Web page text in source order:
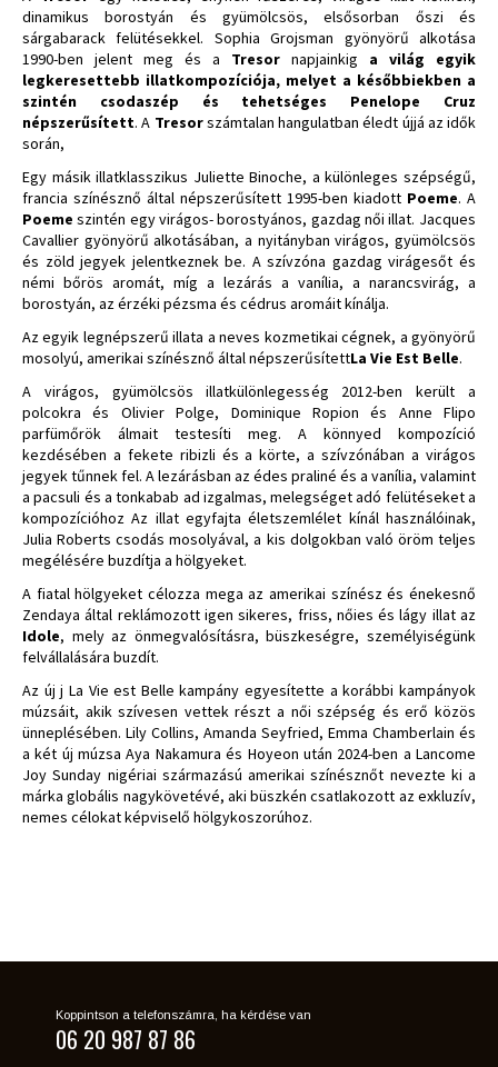
dinamikus borostyán és gyümölcsös, elsősorban őszi és
sárgabarack felütésekkel. Sophia Grojsman gyönyörű alkotása
1990-ben jelent meg és a Tresor napjainkig a világ egyik
legkeresettebb illatkompozíciója, melyet a későbbiekben a
szintén csodaszép és tehetséges Penelope Cruz
népszerűsített. A Tresorszámtalan hangulatban éledt újjá az idők
során,
Egy másik illatklasszikus Juliette Binoche, a különleges szépségű,
francia színésznő által népszerűsített 1995-ben kiadott Poeme. A
Poemeszintén egy virágos- borostyános, gazdag női illat. Jacques
Cavallier gyönyörű alkotásában, a nyitányban virágos, gyümölcsös
és zöld jegyek jelentkeznek be. A szívzóna gazdag virágesőt és
némi bőrös aromát, míg a lezárás a vanília, a narancsvirág, a
borostyán, az érzéki pézsma és cédrus aromáit kínálja.
Az egyik legnépszerű illata a neves kozmetikai cégnek, a gyönyörű
mosolyú, amerikai színésznő által népszerűsítettLa Vie Est Belle.
A virágos, gyümölcsös illatkülönlegesség 2012-ben került a
polcokra és Olivier Polge, Dominique Ropion és Anne Flipo
parfümőrök álmait testesíti meg. A könnyed kompozíció
kezdésében a fekete ribizli és a körte, a szívzónában a virágos
jegyek tűnnek fel. A lezárásban az édes praliné és a vanília, valamint
a pacsuli és a tonkabab ad izgalmas, melegséget adó felütéseket a
kompozícióhoz Az illat egyfajta életszemlélet kínál használóinak,
Julia Roberts csodás mosolyával, a kis dolgokban való öröm teljes
megélésére buzdítja a hölgyeket.
A fiatal hölgyeket célozza mega az amerikai színész és énekesnő
Zendaya által reklámozott igen sikeres, friss, nőies és lágy illat az
Idole, mely az önmegvalósításra, büszkeségre, személyiségünk
felvállalására buzdít.
Az új j La Vie est Belle kampány egyesítette a korábbi kampányok
múzsáit, akik szívesen vettek részt a női szépség és erő közös
ünneplésében. Lily Collins, Amanda Seyfried, Emma Chamberlain és
a két új múzsa Aya Nakamura és Hoyeon után 2024-ben a Lancome
Joy Sunday nigériai származású amerikai színésznőt nevezte ki a
márka globális nagykövetévé, aki büszkén csatlakozott az exkluzív,
nemes célokat képviselő hölgykoszorúhoz.
Koppintson a telefonszámra, ha kérdése van
06 20 987 87 86